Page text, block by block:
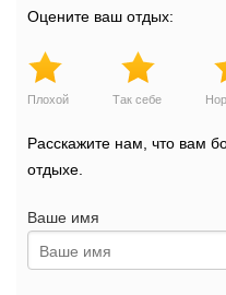
Оцените ваш отдых:
Плохой Так себе
Расскажите нам, что вам
отдыхе.
Ваше имя